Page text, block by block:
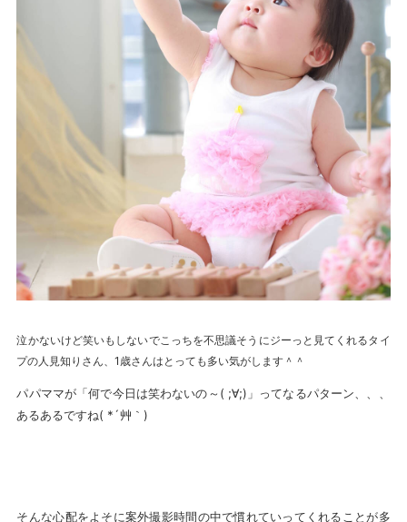
泣かないけど笑いもしないでこっちを不思議そうにジーっと見てくれるタイ
プの人見知りさん、1歳さんはとっても多い気がします＾＾
パパママが「何で今日は笑わないの～( ;∀;)」ってなるパターン、、、
あるあるですね( *´艸｀)
そんな心配をよそに案外撮影時間の中で慣れていってくれることが多